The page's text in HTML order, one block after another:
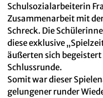
Schulsozialarbeiterin
Zusammenarbeit mit
Schreck. Die
diese exklusive
äußerten sich
Schlussrunde.
Somit war dieser
gelungener runder